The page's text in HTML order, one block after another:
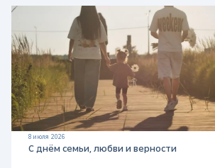
р
е
к
л
С днём семьи, любви и верности
8 июля 2026